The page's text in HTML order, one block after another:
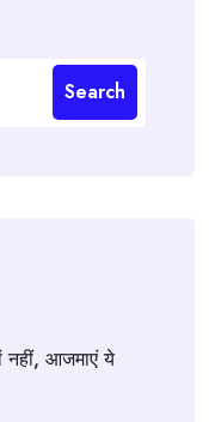
Search
नहीं, आजमाएं ये